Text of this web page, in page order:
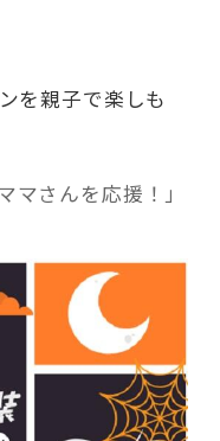
替え相談
を親子で楽しも
マさんを応援！」